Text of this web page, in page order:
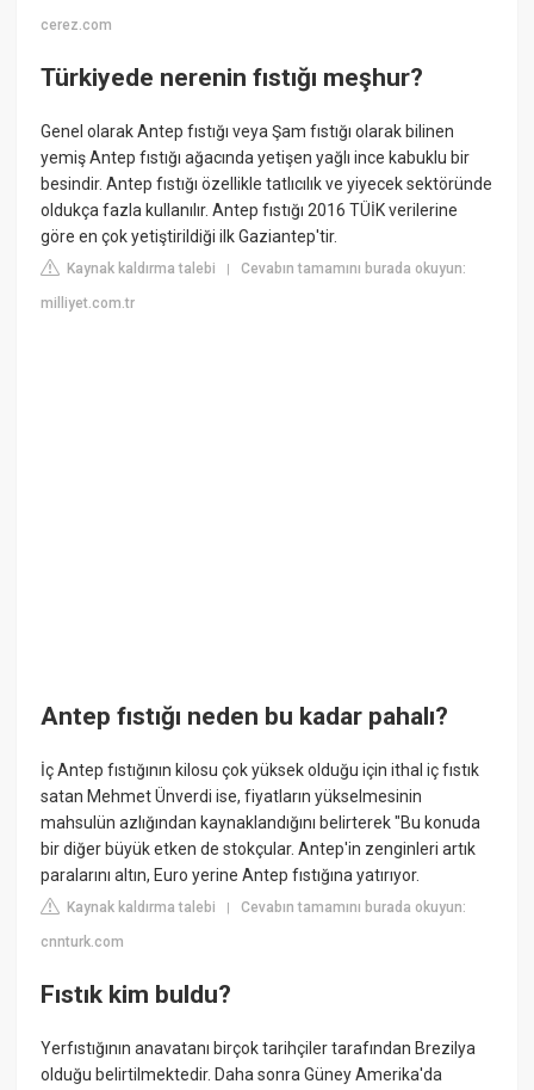
cerez.com
Türkiyede nerenin fıstığı meşhur?
Genel olarak Antep fıstığı veya Şam fıstığı olarak bilinen
yemiş Antep fıstığı ağacında yetişen yağlı ince kabuklu bir
besindir. Antep fıstığı özellikle tatlıcılık ve yiyecek sektöründe
oldukça fazla kullanılır. Antep fıstığı 2016 TÜİK verilerine
göre en çok yetiştirildiği ilk Gaziantep'tir.
Kaynak kaldırma talebi |Cevabın tamamını burada okuyun:
milliyet.com.tr
Antep fıstığı neden bu kadar pahalı?
İç Antep fıstığının kilosu çok yüksek olduğu için ithal iç fıstık
satan Mehmet Ünverdi ise, fiyatların yükselmesinin
mahsulün azlığından kaynaklandığını belirterek "Bu konuda
bir diğer büyük etken de stokçular. Antep'in zenginleri artık
paralarını altın, Euro yerine Antep fıstığına yatırıyor.
Kaynak kaldırma talebi |Cevabın tamamını burada okuyun:
cnnturk.com
Fıstık kim buldu?
Yerfıstığının anavatanı birçok tarihçiler tarafından Brezilya
olduğu belirtilmektedir. Daha sonra Güney Amerika'da